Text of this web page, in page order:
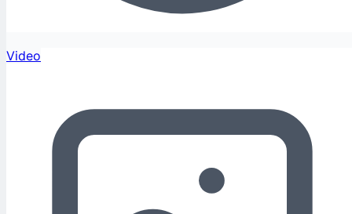
Video